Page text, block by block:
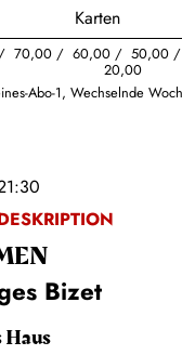
Karten
70,00 60,00 50,00
20,00
Abo-1, Wechselnde
Bizet
Haus